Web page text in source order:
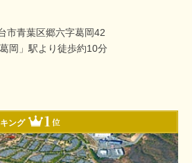
市青葉区郷六字葛岡42
岡」駅より徒歩約10分
ング 1位